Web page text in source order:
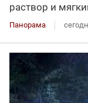
раствор и
Панорама